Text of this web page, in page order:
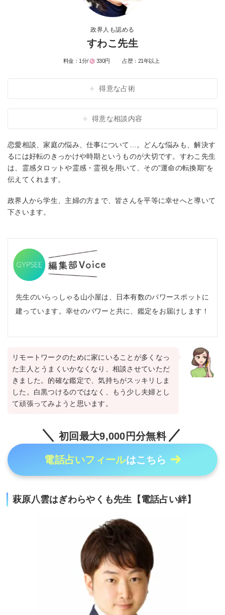
政界人も認める
すわこ先生
料金： 1分/ 330円 占歴： 21年以上
得意な占術
得意な相談内容
恋愛相談、家庭の悩み、仕事について…。どんな悩みも、解決す
るには好転のきっかけや時期というものが大切です。すわこ先生
は、霊感タロットや霊感・霊視を用いて、その”運命の転換期”を
伝えてくれます。
政界人から学生、主婦の方まで、皆さんを平等に幸せへと導いて
下さいます。
先生のいらっしゃる山小屋は、日本有数のパワースポットに
建っています。幸せのパワーと共に、鑑定をお届けします！
リモートワークのために家にいることが多くなっ
た主人とうまくいかなくなり、相談させていただ
きました。的確な鑑定で、気持ちがスッキリしま
した。白黒つけるのではなく、もう少し夫婦とし
て頑張ってみようと思います。
初回最大9,000円分無料
電話占いフィールはこちら
萩原八雲はぎわらやくも先生【電話占い絆】